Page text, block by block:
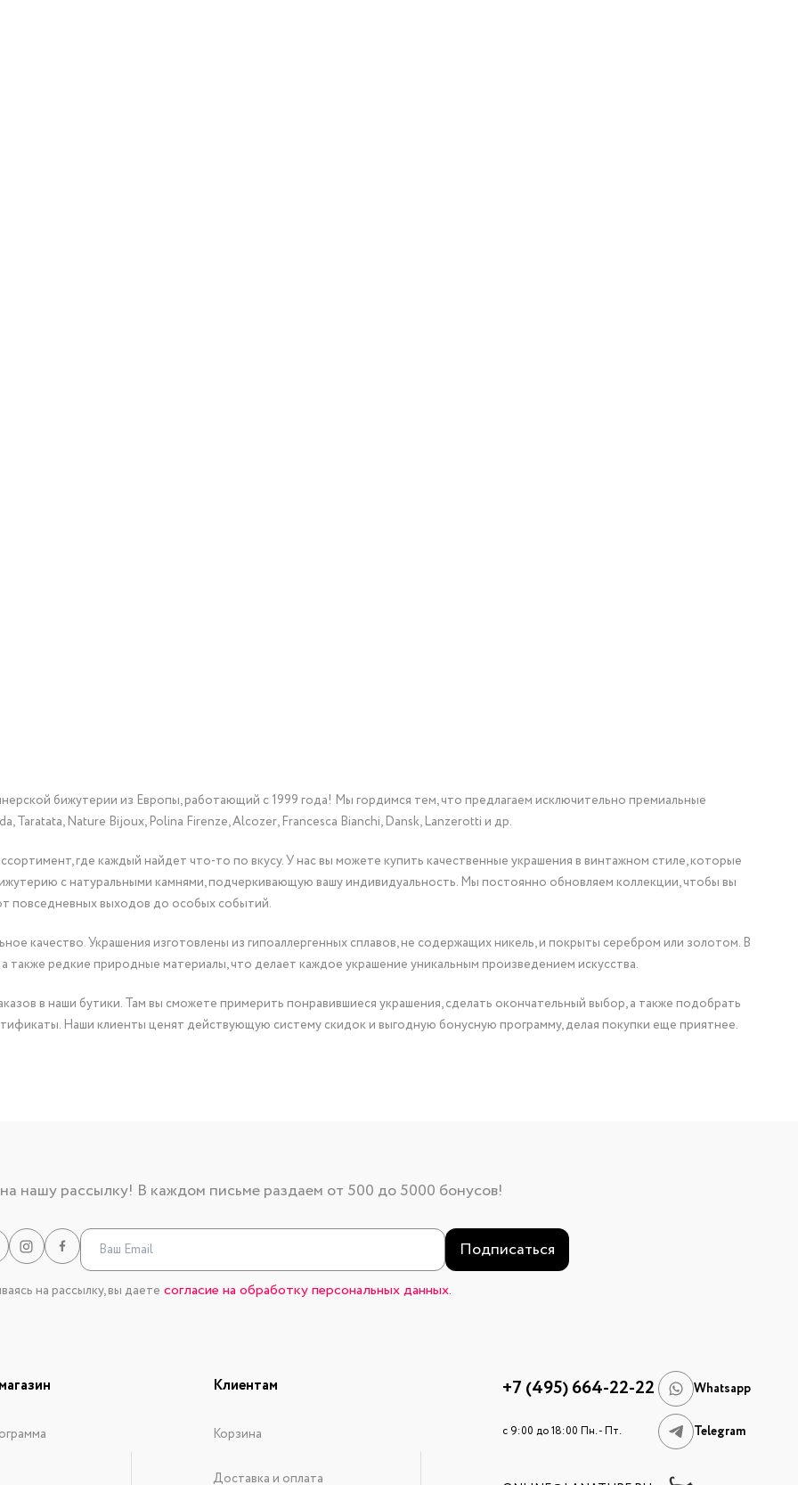
бижутерии из Европы, работающий с 1999 года! Мы гордимся тем, что предлагаем исключительно премиальные
Taratata, Nature Bijoux, Polina Firenze, Alcozer, Francesca Bianchi, Dansk, Lanzerotti и др.
где каждый найдет что-то по вкусу. У нас вы можете купить качественные украшения в винтажном стиле, которые
с натуральными камнями, подчеркивающую вашу индивидуальность. Мы постоянно обновляем коллекции, чтобы вы
повседневных выходов до особых событий.
качество. Украшения изготовлены из гипоаллергенных сплавов, не содержащих никель, и покрыты серебром или золотом. В
также редкие природные материалы, что делает каждое украшение уникальным произведением искусства.
в наши бутики. Там вы сможете примерить понравившиеся украшения, сделать окончательный выбор, а также подобрать
Наши клиенты ценят действующую систему скидок и выгодную бонусную программу, делая покупки еще приятнее.
нашу рассылку! В каждом письме раздаем от 500 до 5000 бонусов!
Подписаться
на рассылку, вы даете согласие на обработку персональных данных.
Клиентам
Корзина
Доставка и оплата
+7 (495) 664-22-22 Whatsapp
c 9:00 до 18:00 Пн. - Пт. Telegram